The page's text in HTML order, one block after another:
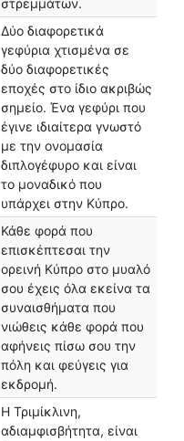
στρεμμάτων.
Δύο διαφορετικά
γεφύρια χτισμένα σε
δύο διαφορετικές
εποχές στο ίδιο ακριβώς
σημείο. Ένα γεφύρι που
έγινε ιδιαίτερα γνωστό
με την ονομασία
διπλογέφυρο και είναι
το μοναδικό που
υπάρχει στην Κύπρο.
Κάθε φορά που
επισκέπτεσαι την
ορεινή Κύπρο στο μυαλό
σου έχεις όλα εκείνα τα
συναισθήματα που
νιώθεις κάθε φορά που
αφήνεις πίσω σου την
πόλη και φεύγεις για
εκδρομή.
Η Τριμίκλινη,
αδιαμφισβήτητα, είναι